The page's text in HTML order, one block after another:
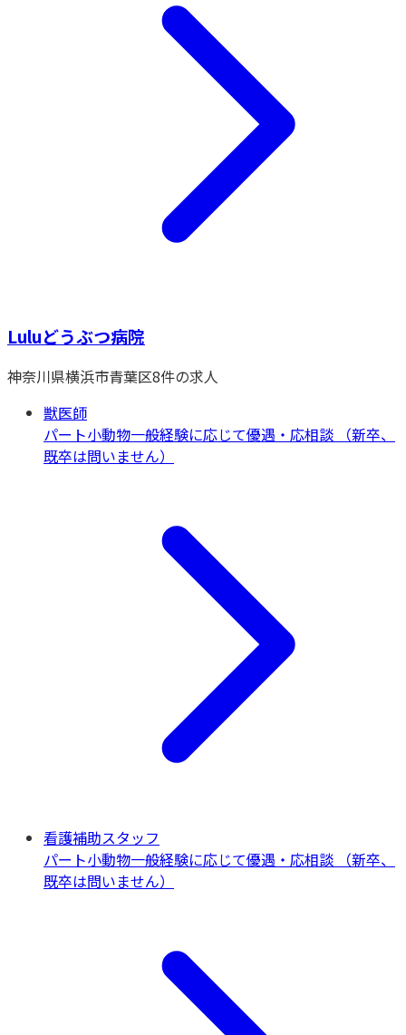
Luluどうぶつ病院
神奈川県横浜市青葉区8件の求人
獣医師
パート小動物一般経験に応じて優遇・応相談 （新卒、
既卒は問いません）
看護補助スタッフ
パート小動物一般経験に応じて優遇・応相談 （新卒、
既卒は問いません）